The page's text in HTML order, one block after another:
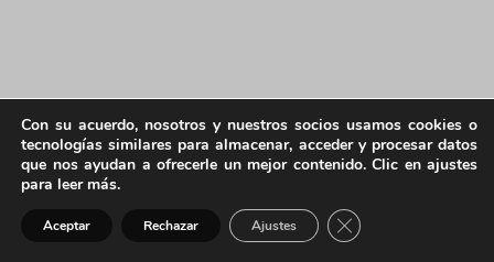
Con su acuerdo, nosotros y nuestros socios usamos cookies o
tecnologías similares para almacenar, acceder y procesar datos
que nos ayudan a ofrecerle un mejor contenido. Clic en ajustes
para leer más.
Aceptar Rechazar Ajustes Cerrar el banner de